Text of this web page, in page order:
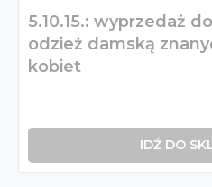
5.10.15.: wyprzedaż
odzież damską
kobiet
IDŹ DO